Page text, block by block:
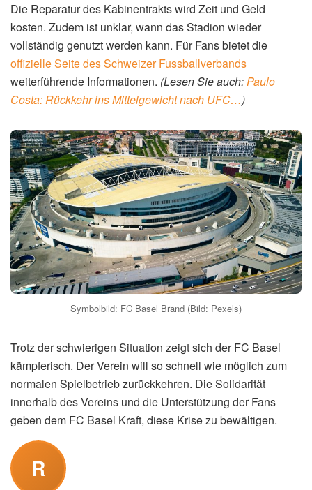
Die Reparatur des Kabinentrakts wird Zeit und Geld
kosten. Zudem ist unklar, wann das Stadion wieder
vollständig genutzt werden kann. Für Fans bietet die
offizielle Seite des Schweizer Fussballverbands
weiterführende Informationen. (Lesen Sie auch:Paulo
Costa: Rückkehr ins Mittelgewicht nach UFC…)
Symbolbild: FC Basel Brand (Bild: Pexels)
Trotz der schwierigen Situation zeigt sich der FC Basel
kämpferisch. Der Verein will so schnell wie möglich zum
normalen Spielbetrieb zurückkehren. Die Solidarität
innerhalb des Vereins und die Unterstützung der Fans
geben dem FC Basel Kraft, diese Krise zu bewältigen.
R